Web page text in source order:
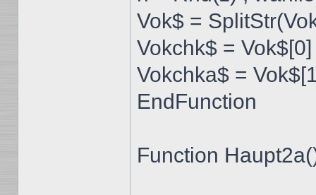
Vok$ =
Vokchk$ = Vok$[0]
Vokchka$ =
EndFunction
Function